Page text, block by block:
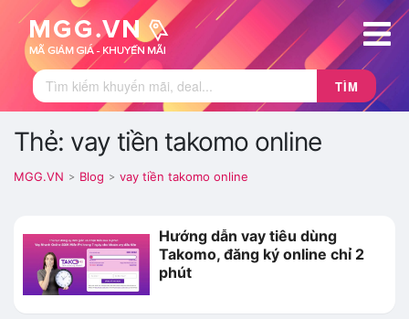
TÌM
Thẻ: vay tiền takomo online
MGG.VN > Blog > vay tiền takomo online
Hướng dẫn vay tiêu dùng
Takomo, đăng ký online chỉ 2
phút